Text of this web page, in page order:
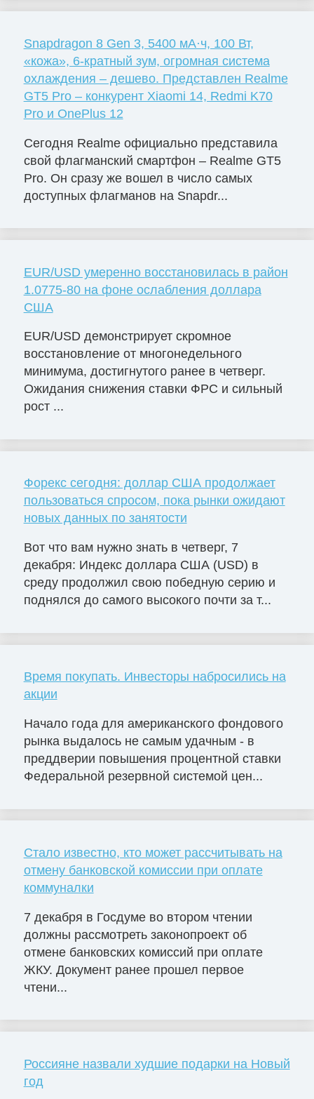
Snapdragon 8 Gen 3, 5400 мА·ч, 100 Вт,
«кожа», 6-кратный зум, огромная система
охлаждения – дешево. Представлен Realme
GT5 Pro – конкурент Xiaomi 14, Redmi K70
Pro и OnePlus 12
Сегодня Realme официально представила
свой флагманский смартфон – Realme GT5
Pro. Он сразу же вошел в число самых
доступных флагманов на Snapdr...
EUR/USD умеренно восстановилась в район
1.0775-80 на фоне ослабления доллара
США
EUR/USD демонстрирует скромное
восстановление от многонедельного
минимума, достигнутого ранее в четверг.
Ожидания снижения ставки ФРС и сильный
рост ...
Форекс сегодня: доллар США продолжает
пользоваться спросом, пока рынки ожидают
новых данных по занятости
Вот что вам нужно знать в четверг, 7
декабря: Индекс доллара США (USD) в
среду продолжил свою победную серию и
поднялся до самого высокого почти за т...
Время покупать. Инвесторы набросились на
акции
Начало года для американского фондового
рынка выдалось не самым удачным - в
преддверии повышения процентной ставки
Федеральной резервной системой цен...
Стало известно, кто может рассчитывать на
отмену банковской комиссии при оплате
коммуналки
7 декабря в Госдуме во втором чтении
должны рассмотреть законопроект об
отмене банковских комиссий при оплате
ЖКУ. Документ ранее прошел первое
чтени...
Россияне назвали худшие подарки на Новый
год